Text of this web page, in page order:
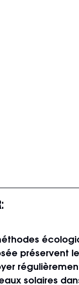
préservent
solaires